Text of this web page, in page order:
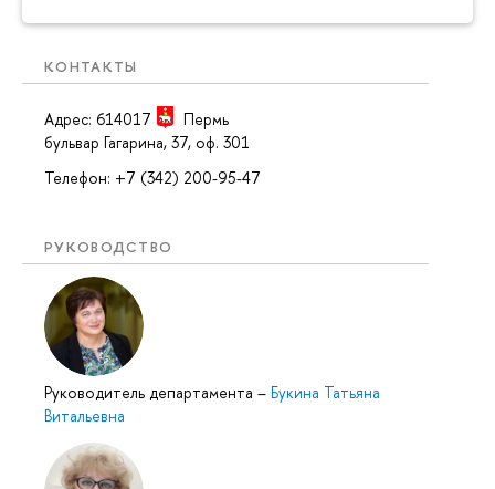
КОНТАКТЫ
Адрес: 614017
Пермь
бульвар Гагарина, 37, оф. 301
Телефон: +7 (342) 200-95-47
РУКОВОДСТВО
Руководитель департамента – Букина Татьяна
Витальевна